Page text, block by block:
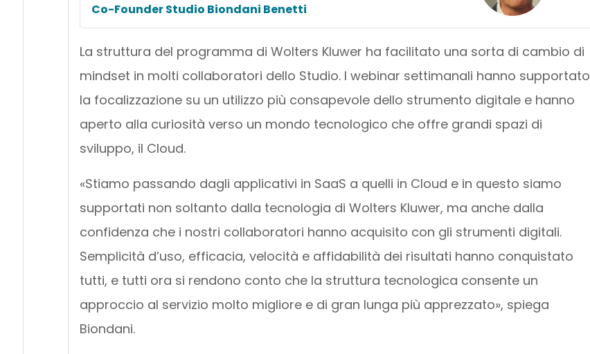
Co-Founder Studio Biondani Benetti
La struttura del programma di Wolters Kluwer ha facilitato una sorta di cambio di
mindset in molti collaboratori dello Studio. I webinar settimanali hanno supportato
la focalizzazione su un utilizzo più consapevole dello strumento digitale e hanno
aperto alla curiosità verso un mondo tecnologico che offre grandi spazi di
sviluppo, il Cloud.
«Stiamo passando dagli applicativi in SaaS a quelli in Cloud e in questo siamo
supportati non soltanto dalla tecnologia di Wolters Kluwer, ma anche dalla
confidenza che i nostri collaboratori hanno acquisito con gli strumenti digitali.
Semplicità d’uso, efficacia, velocità e affidabilità dei risultati hanno conquistato
tutti, e tutti ora si rendono conto che la struttura tecnologica consente un
approccio al servizio molto migliore e di gran lunga più apprezzato», spiega
Biondani.